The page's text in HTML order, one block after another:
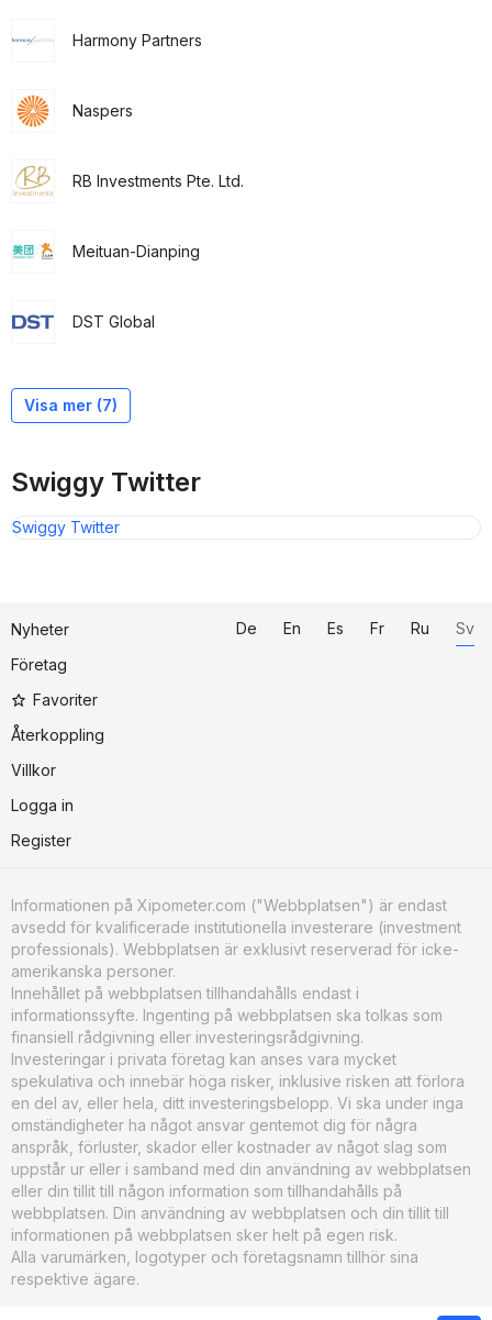
Harmony Partners
Naspers
RB Investments Pte. Ltd.
Meituan-Dianping
DST Global
Visa mer (7)
Swiggy Twitter
Swiggy Twitter
Nyheter
Företag
Favoriter
Återkoppling
Villkor
Logga in
Register
De En Es Fr Ru Sv
Informationen på Xipometer.com ("Webbplatsen") är endast
avsedd för kvalificerade institutionella investerare (investment
professionals). Webbplatsen är exklusivt reserverad för icke-
amerikanska personer.
Innehållet på webbplatsen tillhandahålls endast i
informationssyfte. Ingenting på webbplatsen ska tolkas som
finansiell rådgivning eller investeringsrådgivning.
Investeringar i privata företag kan anses vara mycket
spekulativa och innebär höga risker, inklusive risken att förlora
en del av, eller hela, ditt investeringsbelopp. Vi ska under inga
omständigheter ha något ansvar gentemot dig för några
anspråk, förluster, skador eller kostnader av något slag som
uppstår ur eller i samband med din användning av webbplatsen
eller din tillit till någon information som tillhandahålls på
webbplatsen. Din användning av webbplatsen och din tillit till
informationen på webbplatsen sker helt på egen risk.
Alla varumärken, logotyper och företagsnamn tillhör sina
respektive ägare.